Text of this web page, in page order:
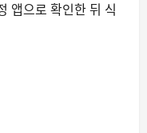
앱으로 확인한 뒤 식